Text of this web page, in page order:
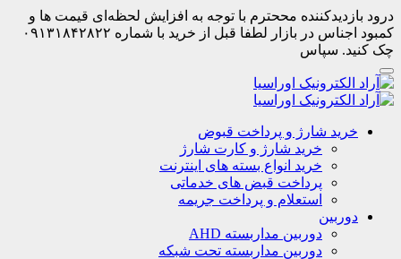
درود بازدیدکننده مححترم با توجه به افزایش لحظه‌ای قیمت ها و
کمبود اجناس در بازار لطفا قبل از خرید با شماره ۰۹۱۳۱۸۴۲۸۲۲
چک کنید. سپاس
خرید شارژ و پرداخت قبوض
خرید شارژ و کارت شارژ
خرید انواع بسته های اینترنت
پرداخت قبض های خدماتی
استعلام و پرداخت جریمه
دوربین
دوربین مداربسته AHD
دوربین مداربسته تحت شبکه